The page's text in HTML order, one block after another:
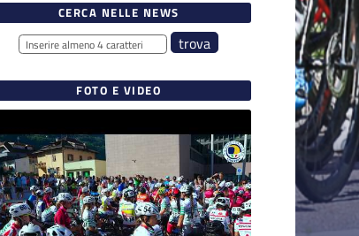
CERCA NELLE NEWS
FOTO E VIDEO